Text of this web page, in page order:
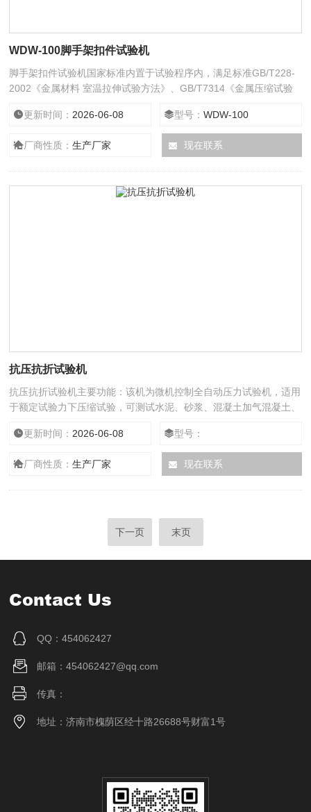
WDW-100脚手架扣件试验机
脚手架扣件试验机国家标准内置于试验程序内，满足标准GB/T228-
2002《金属材料 室温拉伸试验方法》、GB/T7314《金属压缩试验
手架扣件》等上百个标准的要求，并可为用户量身定制标准方法。
更新时间： 2026-06-08 型号：WDW-100
厂商性质：生产厂家 现在联系
抗压抗折试验机
抗压抗折试验机主要功能：该机为微机控制全自动压力试验机，适用
于额定试验力下压缩试验，可测试水泥、砂浆、混凝土加气混凝土、
更新时间： 2026-06-08 型号：
厂商性质：生产厂家 现在联系
下一页 末页
Contact Us
QQ：454062427
邮箱：454062427@qq.com
传真：
地址：济南市槐荫区经十路26688号财富1号